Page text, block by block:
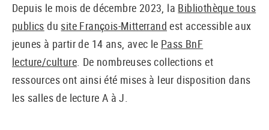
Depuis le mois de décembre 2023, la Bibliothèque tous
publics du site François-Mitterrand est accessible aux
jeunes à partir de 14 ans, avec le Pass BnF
lecture/culture. De nombreuses collections et
ressources ont ainsi été mises à leur disposition dans
les salles de lecture A à J.